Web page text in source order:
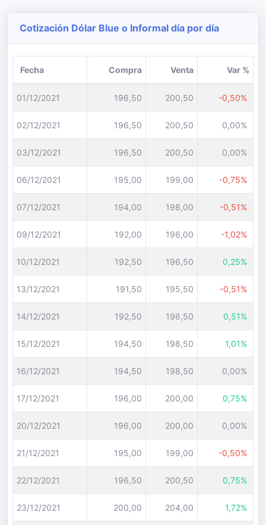
Cotización Dólar Blue o Informal día por día
Fecha Compra Venta Var %
01/12/2021 196,50 200,50 -0,50%
02/12/2021 196,50 200,50 0,00%
03/12/2021 196,50 200,50 0,00%
06/12/2021 195,00 199,00 -0,75%
07/12/2021 194,00 198,00 -0,51%
09/12/2021 192,00 196,00 -1,02%
10/12/2021 192,50 196,50 0,25%
13/12/2021 191,50 195,50 -0,51%
14/12/2021 192,50 196,50 0,51%
15/12/2021 194,50 198,50 1,01%
16/12/2021 194,50 198,50 0,00%
17/12/2021 196,00 200,00 0,75%
20/12/2021 196,00 200,00 0,00%
21/12/2021 195,00 199,00 -0,50%
22/12/2021 196,50 200,50 0,75%
23/12/2021 200,00 204,00 1,72%